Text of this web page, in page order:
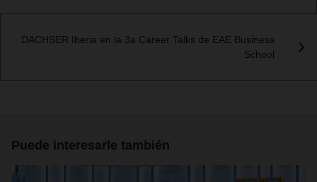
DACHSER Iberia en la 3a Career Talks de EAE Business
School
Puede interesarle también